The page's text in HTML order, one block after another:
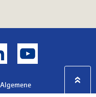
Algemene